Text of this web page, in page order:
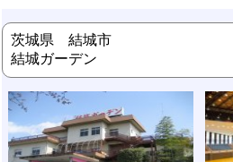
茨城県 結城市
結城ガーデン